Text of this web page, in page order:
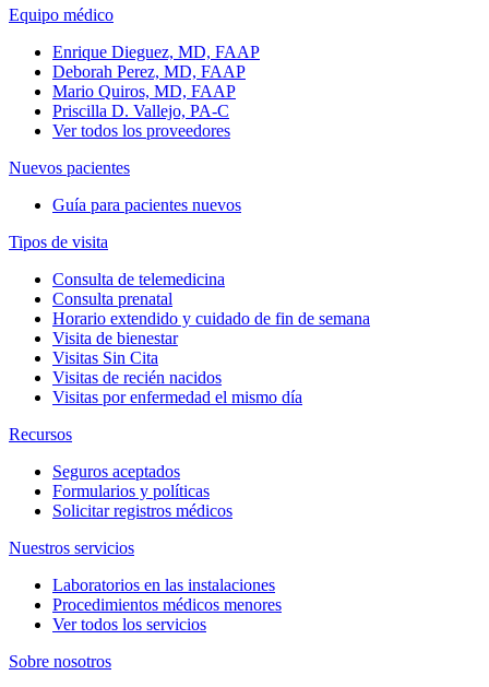
Equipo médico
Enrique Dieguez, MD, FAAP
Deborah Perez, MD, FAAP
Mario Quiros, MD, FAAP
Priscilla D. Vallejo, PA-C
Ver todos los proveedores
Nuevos pacientes
Guía para pacientes nuevos
Tipos de visita
Consulta de telemedicina
Consulta prenatal
Horario extendido y cuidado de fin de semana
Visita de bienestar
Visitas Sin Cita
Visitas de recién nacidos
Visitas por enfermedad el mismo día
Recursos
Seguros aceptados
Formularios y políticas
Solicitar registros médicos
Nuestros servicios
Laboratorios en las instalaciones
Procedimientos médicos menores
Ver todos los servicios
Sobre nosotros